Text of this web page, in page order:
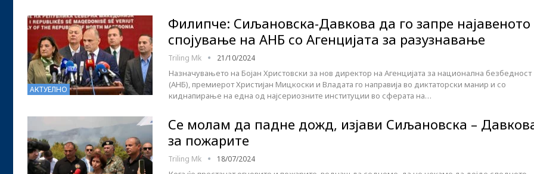
АКТУЕЛНО
Филипче: Сиљановска-Давкова да го запре најавеното
спојување на АНБ со Агенцијата за разузнавање
Triling Mk 21/10/2024
Назначувањето на Бојан Христовски за нов директор на Агенцијата за национална безбедност
(АНБ), премиерот Христијан Мицкоски и Владата го направија во диктаторски манир и со
киднапирање на една од најсериозните институции во сферата на…
Се молам да падне дожд, изјави Сиљановска –
за пожарите
Triling Mk 18/07/2024